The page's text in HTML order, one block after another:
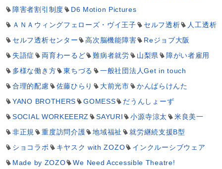
障害者割引制度
D6 Motion Pictures
ＡＮＡウィングフェローズ・ヴイ王子
セルフ透析
人工透析
セルフ透析センター
高次脳機能障害
Reジョブ大阪
失語症
両育わーるど 難病者就労 山梨県
障がい者雇用
多様な働き方
東ちづる
一般社団法人Get in touch
合理的配慮
佐藤ひらり 大前光市
かんばらけんた
YANO BROTHERS
GOMESS
だうんしょーず
SOCIAL WORKEEERZ
SAYURI 小源寺涼太
米良美一
非正規
重度訪問介護 地域福祉
就労継続支援B型
ショコラボ
キヤスク with ZOZO
インクルーシブウェア
Made by ZOZO
We Need Accessible Theatre!